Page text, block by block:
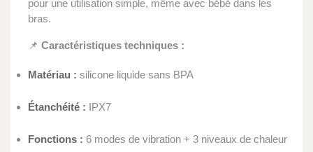
pour une utilisation simple, même avec bébé dans les
bras.
📌 Caractéristiques techniques :
Matériau : silicone liquide sans BPA
Étanchéité : IPX7
Fonctions : 6 modes de vibration + 3 niveaux de chaleur